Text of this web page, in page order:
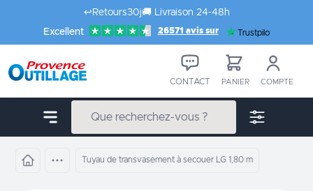
Aller au contenu
↩️ Retours30j🚚 Livraison 24-48h
Excellent
26571 avis sur Trustpilot
CONTACT PANIER COMPTE
Tuyau de transvasement à secouer LG 1,80 m